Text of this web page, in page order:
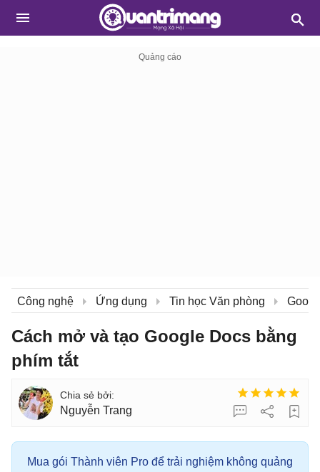
Công nghệ Ứng dụng Tin học Văn phòng
Cách mở và tạo Google Docs bằng
phím tắt
Nguyễn Trang
Mua gói Thành viên Pro để trải nghiệm không quảng